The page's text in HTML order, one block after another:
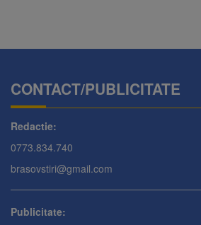
CONTACT/PUBLICITATE
Redactie:
0773.834.740
brasovstiri@gmail.com
Publicitate: